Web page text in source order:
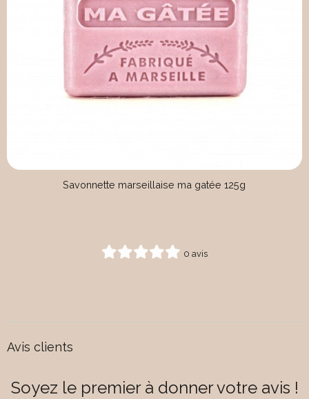
Savonnette marseillaise ma gatée 125g
0 avis
Avis clients
Soyez le premier à donner votre avis !